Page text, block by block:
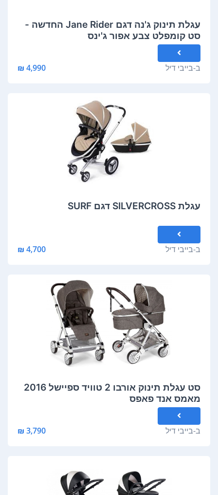
עגלת תינוק ג'נה דגם Jane Rider החדשה -
סט קומפלט צבע אפור ג'ינס
ב-בייבי דיל 4,990 ₪
עגלת SILVERCROSS דגם SURF
ב-בייבי דיל 4,700 ₪
סט עגלת תינוק אורבו 2 טוויד ספיישל 2016
מאמס אנד פאפס
ב-בייבי דיל 3,790 ₪